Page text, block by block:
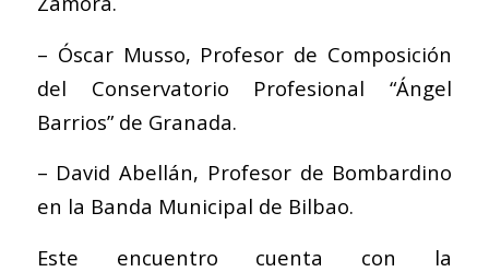
– Óscar Musso, Profesor de Composición
del Conservatorio Profesional “Ángel
Barrios” de Granada.
– David Abellán, Profesor de Bombardino
en la Banda Municipal de Bilbao.
Este encuentro cuenta con la